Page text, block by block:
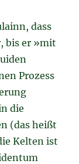
dass
bis er »mit
Prozess
die
(das heißt
Kelten ist